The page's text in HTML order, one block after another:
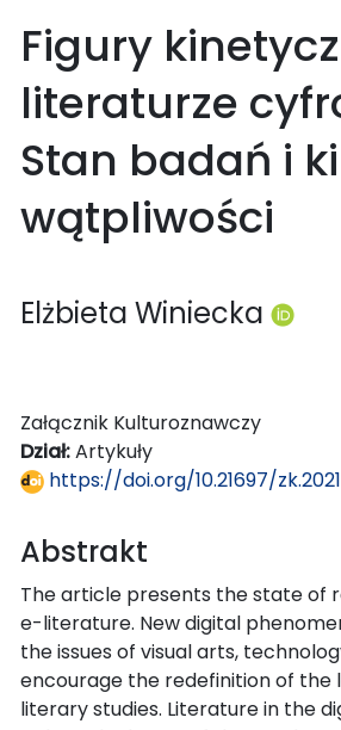
Figury
literaturze
Stan badań i
wątpliwości
Elżbieta Winiecka
Załącznik Kulturoznawczy
Dział:Artykuły
https://doi.org/10.21697/
Abstrakt
The article presents the state of
e-literature. New digital
the issues of visual arts,
encourage the redefinition of
literary studies. Literature in the